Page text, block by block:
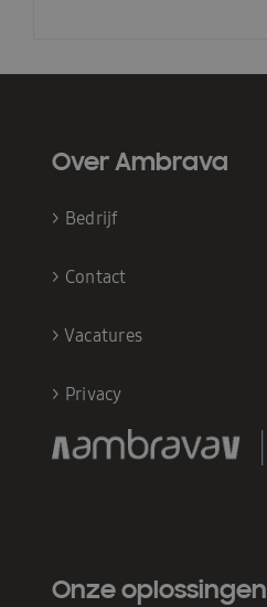
Over Ambrava
> Bedrijf
> Contact
> Vacatures
> Privacy
Onze oplossingen